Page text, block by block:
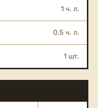
1 ч. л.
0,5 ч. л.
1 шт.